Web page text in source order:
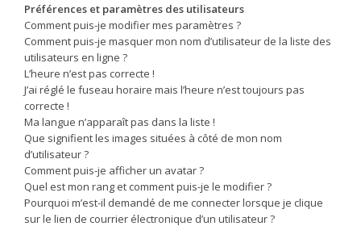
Préférences et paramètres des utilisateurs
Comment puis-je modifier mes paramètres ?
Comment puis-je masquer mon nom d’utilisateur de la liste des
utilisateurs en ligne ?
L’heure n’est pas correcte !
J’ai réglé le fuseau horaire mais l’heure n’est toujours pas
correcte !
Ma langue n’apparaît pas dans la liste !
Que signifient les images situées à côté de mon nom
d’utilisateur ?
Comment puis-je afficher un avatar ?
Quel est mon rang et comment puis-je le modifier ?
Pourquoi m’est-il demandé de me connecter lorsque je clique
sur le lien de courrier électronique d’un utilisateur ?